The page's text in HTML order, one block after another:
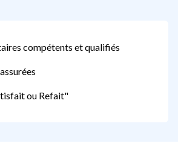
compétents et qualifiés
ou Refait"